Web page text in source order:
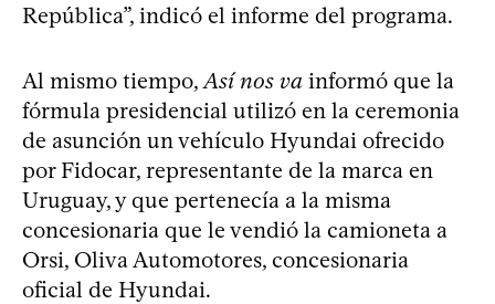
República”, indicó el informe del programa.
Al mismo tiempo, Así nos va informó que la
fórmula presidencial utilizó en la ceremonia
de asunción un vehículo Hyundai ofrecido
por Fidocar, representante de la marca en
Uruguay, y que pertenecía a la misma
concesionaria que le vendió la camioneta a
Orsi, Oliva Automotores, concesionaria
oficial de Hyundai.